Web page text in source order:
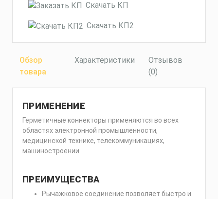
Скачать КП
Скачать КП2
Обзор
товара
Характеристики
Отзывов
(0)
ПРИМЕНЕНИЕ
Герметичные коннекторы применяются во всех
областях электронной промышленности,
медицинской технике, телекоммуникациях,
машиностроении.
ПРЕИМУЩЕСТВА
Рычажковое соединение позволяет быстро и